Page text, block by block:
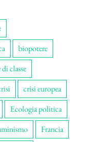
biopotere
classe
crisi europea
Ecologia politica
Francia